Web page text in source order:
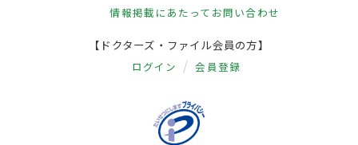
情報掲載にあたって お問い合わせ
【ドクターズ・ファイル会員の方】
ログイン 会員登録